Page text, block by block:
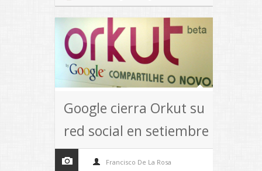
Google cierra Orkut su
red social en setiembre
Francisco De La Rosa